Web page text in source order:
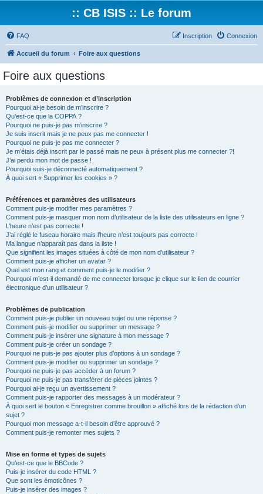
:: CB ISIS :: Le forum
FAQ Connexion
Inscription
Accueil du forum Foire aux questions
Foire aux questions
Problèmes de connexion et d’inscription
Pourquoi ai-je besoin de m’inscrire ?
Qu’est-ce que la COPPA ?
Pourquoi ne puis-je pas m’inscrire ?
Je suis inscrit mais je ne peux pas me connecter !
Pourquoi ne puis-je pas me connecter ?
Je m’étais déjà inscrit par le passé mais ne peux à présent plus me connecter ?!
J’ai perdu mon mot de passe !
Pourquoi suis-je déconnecté automatiquement ?
À quoi sert « Supprimer les cookies » ?
Préférences et paramètres des utilisateurs
Comment puis-je modifier mes paramètres ?
Comment puis-je masquer mon nom d’utilisateur de la liste des utilisateurs en ligne ?
L’heure n’est pas correcte !
J’ai réglé le fuseau horaire mais l’heure n’est toujours pas correcte !
Ma langue n’apparaît pas dans la liste !
Que signifient les images situées à côté de mon nom d’utilisateur ?
Comment puis-je afficher un avatar ?
Quel est mon rang et comment puis-je le modifier ?
Pourquoi m’est-il demandé de me connecter lorsque je clique sur le lien de courrier
électronique d’un utilisateur ?
Problèmes de publication
Comment puis-je publier un nouveau sujet ou une réponse ?
Comment puis-je modifier ou supprimer un message ?
Comment puis-je insérer une signature à mon message ?
Comment puis-je créer un sondage ?
Pourquoi ne puis-je pas ajouter plus d’options à un sondage ?
Comment puis-je modifier ou supprimer un sondage ?
Pourquoi ne puis-je pas accéder à un forum ?
Pourquoi ne puis-je pas transférer de pièces jointes ?
Pourquoi ai-je reçu un avertissement ?
Comment puis-je rapporter des messages à un modérateur ?
À quoi sert le bouton « Enregistrer comme brouillon » affiché lors de la rédaction d’un
sujet ?
Pourquoi mon message a-t-il besoin d’être approuvé ?
Comment puis-je remonter mes sujets ?
Mise en forme et types de sujets
Qu’est-ce que le BBCode ?
Puis-je insérer du code HTML ?
Que sont les émoticônes ?
Puis-je insérer des images ?